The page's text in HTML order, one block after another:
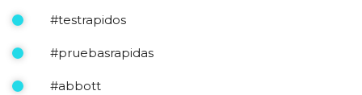
#testrapidos
#pruebasrapidas
#abbott